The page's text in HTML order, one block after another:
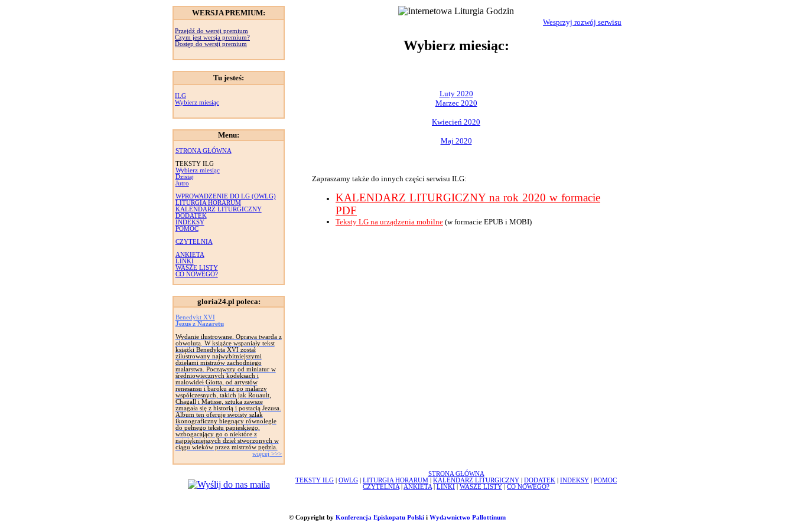
WERSJA PREMIUM:
Przejdź do wersji premium
Czym jest wersja premium?
Dostęp do wersji premium
Tu jesteś:
ILG
Wybierz miesiąc
Menu:
STRONA GŁÓWNA
TEKSTY ILG
Wybierz miesiąc
Dzisiaj
Jutro
WPROWADZENIE DO LG (OWLG)
LITURGIA HORARUM
KALENDARZ LITURGICZNY
DODATEK
INDEKSY
POMOC
CZYTELNIA
ANKIETA
LINKI
WASZE LISTY
CO NOWEGO?
gloria24.pl poleca:
Benedykt XVI
Jezus z Nazaretu
Wydanie ilustrowane. Oprawa twarda z
obwolutą. W książce wspaniały tekst
książki Benedykta XVI został
zilustrowany najwybitniejszymi
dziełami mistrzów zachodniego
malarstwa. Począwszy od miniatur w
średniowiecznych kodeksach i
malowideł Giotta, od artystów
renesansu i baroku aż po malarzy
współczesnych, takich jak Rouault,
Chagall i Matisse, sztuka zawsze
zmagała się z historią i postacią Jezusa.
Album ten oferuje swoisty szlak
ikonograficzny biegnący równolegle
do pełnego tekstu papieskiego,
wzbogacający go o niektóre z
najpiękniejszych dzieł stworzonych w
ciągu wieków przez mistrzów pędzla.
więcej >>>
Wesprzyj rozwój serwisu
Wybierz miesiąc:
Luty 2020
Marzec 2020
Kwiecień 2020
Maj 2020
Zapraszamy także do innych części serwisu ILG:
KALENDARZ LITURGICZNY na rok 2020 w formacie
PDF
Teksty LG na urządzenia mobilne (w formacie EPUB i MOBI)
STRONA GŁÓWNA
TEKSTY ILG
OWLG LITURGIA HORARUM KALENDARZ LITURGICZNY DODATEK INDEKSY
POMOC
CZYTELNIA
ANKIETA LINKI WASZE LISTY CO NOWEGO?
© Copyright by Konferencja Episkopatu Polskii Wydawnictwo Pallottinum